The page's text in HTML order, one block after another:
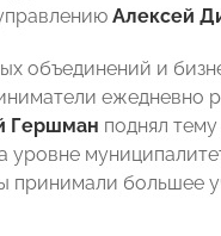
Алексей
объединений и
ежедневно
Гершман поднял
принимали большее